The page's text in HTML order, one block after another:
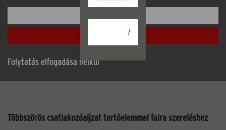
Mindent elfogadni
Folytatás elfogadása nélkül
/
Alu-Office-Line 60.000A es túláramvédelmi
Többszörös csatlakozóaljzat tartóelemmel falra szereléshez